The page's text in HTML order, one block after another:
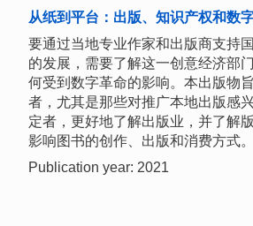
从纸到平台：出版、知识产权和数
要通过当地专业作家和出版商支持
的发展，需要了解这一创意经济部
何受到数字革命的影响。本出版物
者，尤其是那些对推广本地出版感
定者，更好地了解出版业，并了解
影响图书的创作、出版和消费方式。
Publication year: 2021